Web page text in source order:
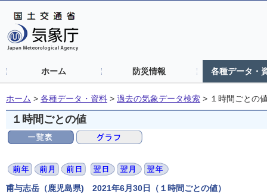
ホーム 防災情報 各種データ・
ホーム > 各種データ・資料 > 過去の気象データ検索 > １時間ごとの
１時間ごとの値
甫与志岳（鹿児島県) 2021年6月30日（１時間ごとの値）